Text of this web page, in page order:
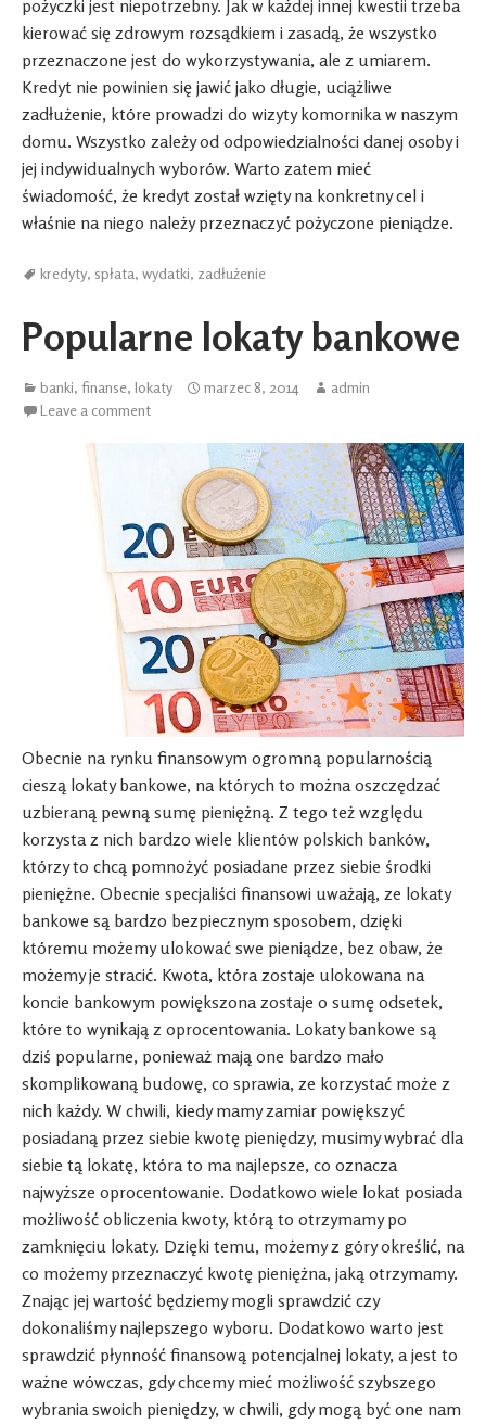
pożyczki jest niepotrzebny. Jak w każdej innej kwestii trzeba
kierować się zdrowym rozsądkiem i zasadą, że wszystko
przeznaczone jest do wykorzystywania, ale z umiarem.
Kredyt nie powinien się jawić jako długie, uciążliwe
zadłużenie, które prowadzi do wizyty komornika w naszym
domu. Wszystko zależy od odpowiedzialności danej osoby i
jej indywidualnych wyborów. Warto zatem mieć
świadomość, że kredyt został wzięty na konkretny cel i
właśnie na niego należy przeznaczyć pożyczone pieniądze.
kredyty, spłata, wydatki, zadłużenie
Popularne lokaty bankowe
banki, finanse, lokaty marzec 8, 2014
admin
Leave a comment
Obecnie na rynku finansowym ogromną popularnością
cieszą lokaty bankowe, na których to można oszczędzać
uzbieraną pewną sumę pieniężną. Z tego też względu
korzysta z nich bardzo wiele klientów polskich banków,
którzy to chcą pomnożyć posiadane przez siebie środki
pieniężne. Obecnie specjaliści finansowi uważają, ze lokaty
bankowe są bardzo bezpiecznym sposobem, dzięki
któremu możemy ulokować swe pieniądze, bez obaw, że
możemy je stracić. Kwota, która zostaje ulokowana na
koncie bankowym powiększona zostaje o sumę odsetek,
które to wynikają z oprocentowania. Lokaty bankowe są
dziś popularne, ponieważ mają one bardzo mało
skomplikowaną budowę, co sprawia, ze korzystać może z
nich każdy. W chwili, kiedy mamy zamiar powiększyć
posiadaną przez siebie kwotę pieniędzy, musimy wybrać dla
siebie tą lokatę, która to ma najlepsze, co oznacza
najwyższe oprocentowanie. Dodatkowo wiele lokat posiada
możliwość obliczenia kwoty, którą to otrzymamy po
zamknięciu lokaty. Dzięki temu, możemy z góry określić, na
co możemy przeznaczyć kwotę pieniężna, jaką otrzymamy.
Znając jej wartość będziemy mogli sprawdzić czy
dokonaliśmy najlepszego wyboru. Dodatkowo warto jest
sprawdzić płynność finansową potencjalnej lokaty, a jest to
ważne wówczas, gdy chcemy mieć możliwość szybszego
wybrania swoich pieniędzy, w chwili, gdy mogą być one nam